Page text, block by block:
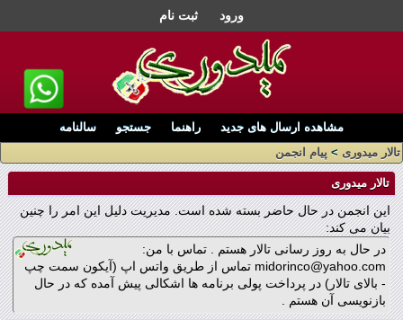
ورود ثبت نام
مشاهده ارسال های جدید راهنما جستجو
سالنامه
تالار میدوری > پیام انجمن
تالار میدوری
این انجمن در حال حاضر بسته شده است. مدیریت دلیل این امر را چنین
بیان می کند:
در حال به روز رسانی تالار هستم . تماس با من:
midorinco@yahoo.com تماس از طریق واتس اپ (آیکون سمت چپ
- بالای تالار) در پرداخت پولی برنامه ها اشکالی پیش آمده که در حال
بازنویسی آن هستم .